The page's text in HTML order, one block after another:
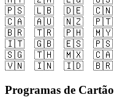
🇵🇸
🇱🇧 🇩🇪 🇨🇳
🇨🇦
🇦🇺 🇳🇿 🇵🇹
🇧🇷
🇹🇷 🇵🇭 🇲🇾
🇮🇹
🇬🇧 🇪🇸 🇵🇸
🇸🇬
🇹🇭 🇲🇽 🇨🇦
🇻🇳
🇮🇳 🇮🇩 🇧🇷
Programas de Cartão